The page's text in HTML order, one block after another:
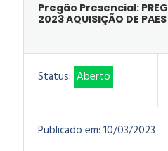
Pregão Presencial:
2023 AQUISIÇÃO DE
Status: Aberto
Publicado em: 10/03/2023